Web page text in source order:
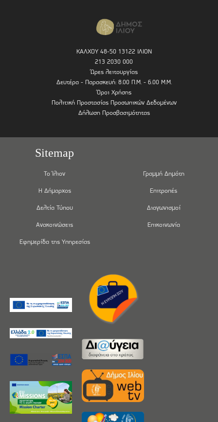
ΚΑΛΧΟΥ 48-50 13122 ΙΛΙΟΝ
213 2030 000
Ώρες λειτουργίας
Δευτέρα - Παρασκευή: 8.00 Π.Μ. - 6.00 Μ.Μ.
Όροι Χρήσης
Πολιτική Προστασίας Προσωπικών Δεδομένων
Δήλωση Προσβασιμότητας
Sitemap
Το Ίλιον
Η Δήμαρχος
Δελτία Τύπου
Ανακοινώσεις
Εφημερίδα της Υπηρεσίας
Γραμμή Δημότη
Επιτροπές
Διαγωνισμοί
Επικοινωνία